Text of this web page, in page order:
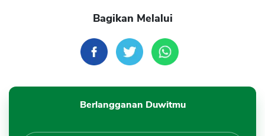
Bagikan Melalui
Berlangganan Duwitmu